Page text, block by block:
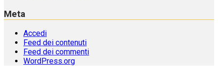
Meta
Accedi
Feed dei contenuti
Feed dei commenti
WordPress.org